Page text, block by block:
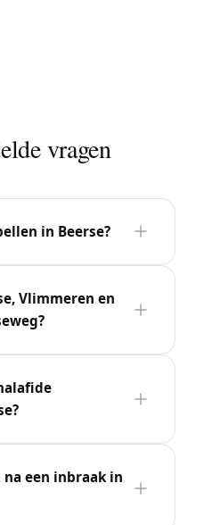
vragen
in Beerse?
Vlimmeren en
een inbraak in